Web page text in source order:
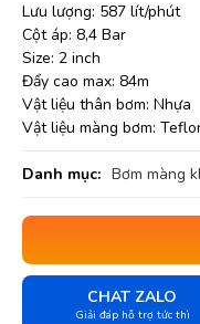
Lưu lượng: 587 lít/phút
Cột áp: 8,4 Bar
Size: 2 inch
Đẩy cao max: 84m
Vật liệu thân bơm: Nhựa
Vật liệu màng bơm:
Danh mục: Bơm màng
CHAT ZALO
Giải đáp hỗ trợ tức thì